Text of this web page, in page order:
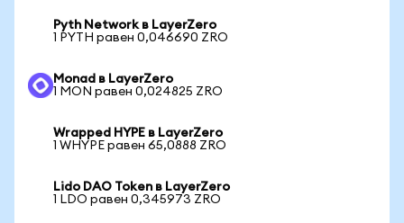
Pyth Network в LayerZero
1 PYTH равен 0,046690 ZRO
Monad в LayerZero
1 MON равен 0,024825 ZRO
Wrapped HYPE в LayerZero
1 WHYPE равен 65,0888 ZRO
Lido DAO Token в LayerZero
1 LDO равен 0,345973 ZRO